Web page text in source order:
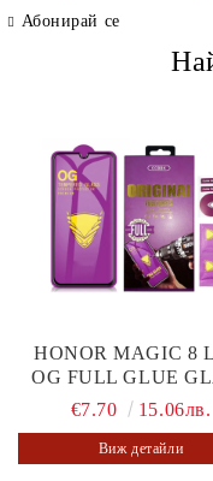
Абонирай се
HONOR MAGIC 8
OG FULL GLUE
€7.70
15.06лв.
Виж детайли